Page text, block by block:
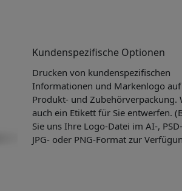
Kundenspezifische Optionen
Drucken von kundenspezifischen
Informationen und Markenlogo
Produkt- und Zubehörverpackung.
auch ein Etikett für Sie entwerfen.
Sie uns Ihre Logo-Datei im AI-,
JPG- oder PNG-Format zur